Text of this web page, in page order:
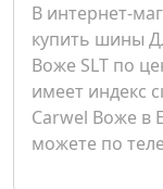
В интернет-
купить шины
Воже SLT по
имеет индекс
Carwel Воже в
можете по